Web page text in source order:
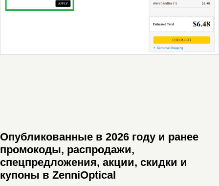
Опубликованные в 2026 году и ранее
промокоды, распродажи,
спецпредложения, акции, скидки и
купоны в ZenniOptical